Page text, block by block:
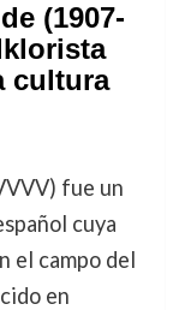
(1907-
cultura
fue un
cuya
el campo del
en